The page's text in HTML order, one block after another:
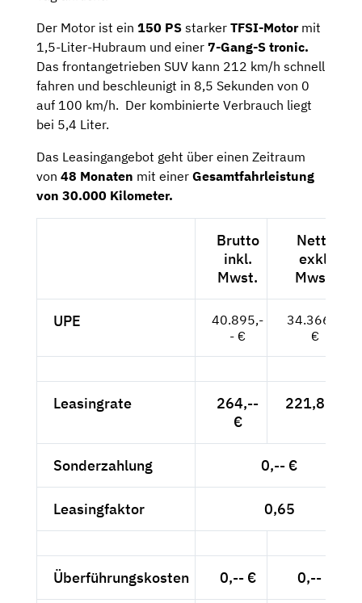
Der Motor ist ein 150 PS starker TFSI-Motormit
1,5-Liter-Hubraum und einer 7-Gang-S tronic.
Das frontangetrieben SUV kann 212 km/h schnell
fahren und beschleunigt in 8,5 Sekunden von 0
auf 100 km/h. Der kombinierte Verbrauch liegt
bei 5,4 Liter.
Das Leasingangebot geht über einen Zeitraum
von 48 Monaten mit einer Gesamtfahrleistung
von 30.000 Kilometer.
Brutto
inkl.
Mwst.
Netto
exkl.
Mwst.
UPE
40.895,-
- €
34.366,--
€
Leasingrate
264,--
€
221,85 €
Sonderzahlung 0,-- €
Leasingfaktor 0,65
Überführungskosten 0,-- € 0,-- €